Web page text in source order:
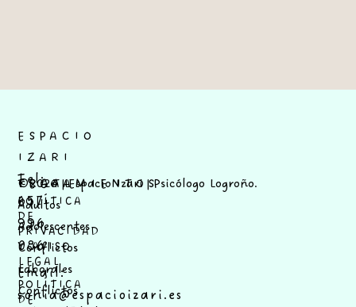
©2026 | Espacio Izari | Psicólogo Logroño.
TRATAMIENTOS
Adultos
Adolescentes
Conflictos
Laborales
Conflictos
LEGAL
POLÍTICA
DE
PRIVACIDAD
Y AVISO
LEGAL
POLÍTICA
DE
ESPACIO
IZARI
Tel:
657
996
086
Email:
sonia@espacioizari.es